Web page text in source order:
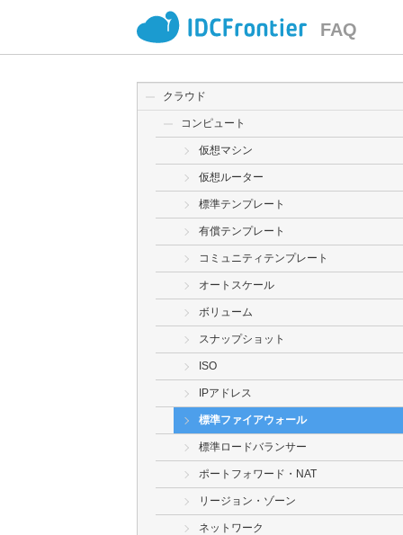
FAQ
クラウド
コンピュート
仮想マシン
仮想ルーター
標準テンプレート
有償テンプレート
コミュニティテンプレート
オートスケール
ボリューム
スナップショット
ISO
IPアドレス
標準ファイアウォール
標準ロードバランサー
ポートフォワード・NAT
リージョン・ゾーン
ネットワーク